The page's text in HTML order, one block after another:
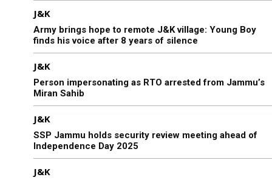
J&K
Army brings hope to remote J&K village: Young Boy
finds his voice after 8 years of silence
J&K
Person impersonating as RTO arrested from Jammu’s
Miran Sahib
J&K
SSP Jammu holds security review meeting ahead of
Independence Day 2025
J&K